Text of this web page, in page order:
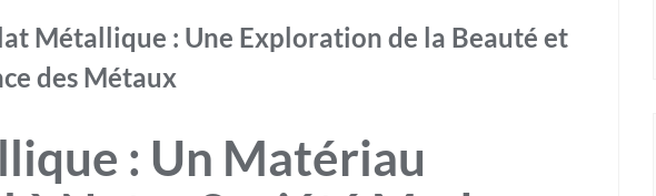
Métallique : Une Exploration de la Beauté et
des Métaux
: Un Matériau